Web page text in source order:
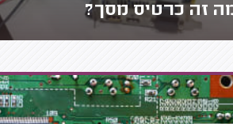
זה כרטיס מסך?